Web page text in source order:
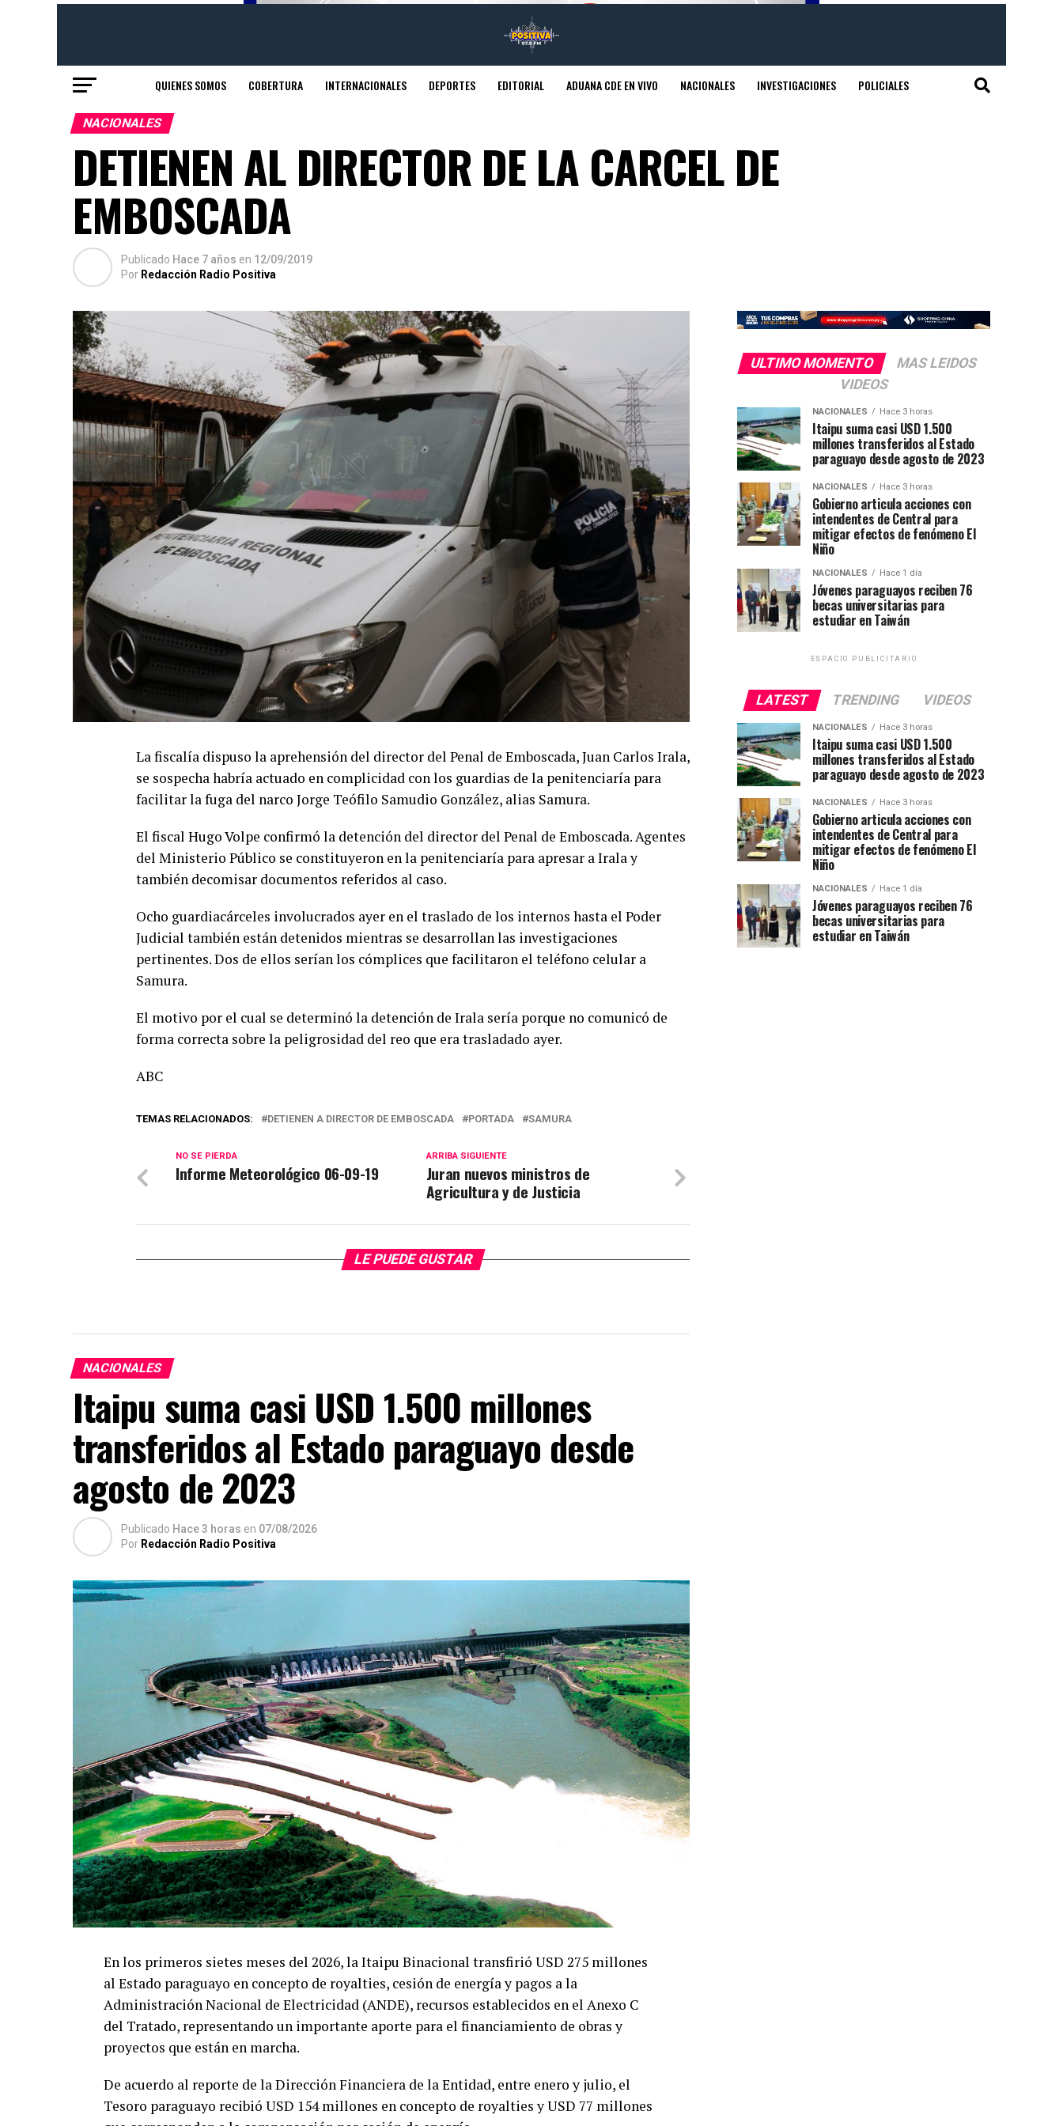
QUIENES SOMOS COBERTURA INTERNACIONALES DEPORTES EDITORIAL ADUANA CDE EN VIVO NACIONALES INVESTIGACIONES POLICIALES
NACIONALES
DETIENEN AL DIRECTOR DE LA CARCEL DE
EMBOSCADA
Publicado Hace 7 años en 12/09/2019
Por Redacción Radio Positiva
La fiscalía dispuso la aprehensión del director del Penal de Emboscada, Juan Carlos Irala,
se sospecha habría actuado en complicidad con los guardias de la penitenciaría para
facilitar la fuga del narco Jorge Teófilo Samudio González, alias Samura.
El fiscal Hugo Volpe confirmó la detención del director del Penal de Emboscada. Agentes
del Ministerio Público se constituyeron en la penitenciaría para apresar a Irala y
también decomisar documentos referidos al caso.
Ocho guardiacárceles involucrados ayer en el traslado de los internos hasta el Poder
Judicial también están detenidos mientras se desarrollan las investigaciones
pertinentes. Dos de ellos serían los cómplices que facilitaron el teléfono celular a
Samura.
El motivo por el cual se determinó la detención de Irala sería porque no comunicó de
forma correcta sobre la peligrosidad del reo que era trasladado ayer.
ABC
TEMAS RELACIONADOS: DETIENEN A DIRECTOR DE EMBOSCADA PORTADA SAMURA
ARRIBA SIGUIENTE
Juran nuevos ministros de
Agricultura y de Justicia
NO SE PIERDA
Informe Meteorológico 06-09-19
LE PUEDE GUSTAR
NACIONALES
Itaipu suma casi USD 1.500 millones
transferidos al Estado paraguayo desde
agosto de 2023
Publicado Hace 3 horas en 07/08/2026
Por Redacción Radio Positiva
En los primeros sietes meses del 2026, la Itaipu Binacional transfirió USD 275 millones
al Estado paraguayo en concepto de royalties, cesión de energía y pagos a la
Administración Nacional de Electricidad (ANDE), recursos establecidos en el Anexo C
del Tratado, representando un importante aporte para el financiamiento de obras y
proyectos que están en marcha.
De acuerdo al reporte de la Dirección Financiera de la Entidad, entre enero y julio, el
Tesoro paraguayo recibió USD 154 millones en concepto de royalties y USD 77 millones
ULTIMO MOMENTO
MAS LEIDOS
VIDEOS
NACIONALES Hace 3 horas
Itaipu suma casi USD 1.500
millones transferidos al Estado
paraguayo desde agosto de 2023
NACIONALES Hace 3 horas
Gobierno articula acciones con
intendentes de Central para
mitigar efectos de fenómeno El
Niño
NACIONALES Hace 1 día
Jóvenes paraguayos reciben 76
becas universitarias para
estudiar en Taiwán
ESPACIO PUBLICITARIO
LATEST TRENDING VIDEOS
NACIONALES Hace 3 horas
Itaipu suma casi USD 1.500
millones transferidos al Estado
paraguayo desde agosto de 2023
NACIONALES Hace 3 horas
Gobierno articula acciones con
intendentes de Central para
mitigar efectos de fenómeno El
Niño
NACIONALES Hace 1 día
Jóvenes paraguayos reciben 76
becas universitarias para
estudiar en Taiwán